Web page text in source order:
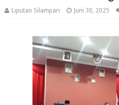
Liputan Silampari Juni 30, 2025